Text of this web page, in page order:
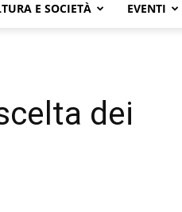
E SOCIETÀ EVENTI
dei